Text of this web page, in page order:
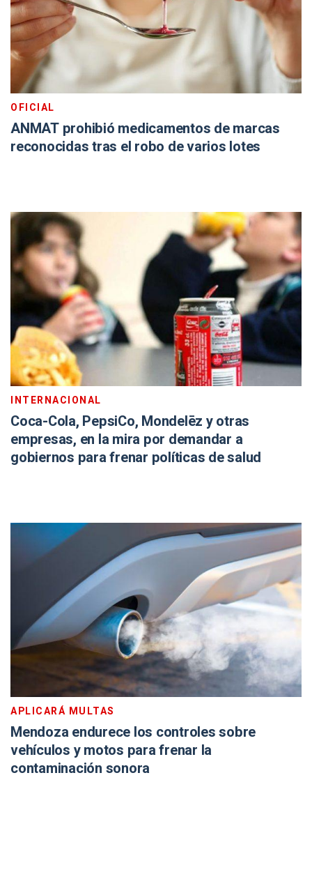
OFICIAL
ANMAT prohibió medicamentos de marcas
reconocidas tras el robo de varios lotes
INTERNACIONAL
Coca-Cola, PepsiCo, Mondelēz y otras
empresas, en la mira por demandar a
gobiernos para frenar políticas de salud
APLICARÁ MULTAS
Mendoza endurece los controles sobre
vehículos y motos para frenar la
contaminación sonora